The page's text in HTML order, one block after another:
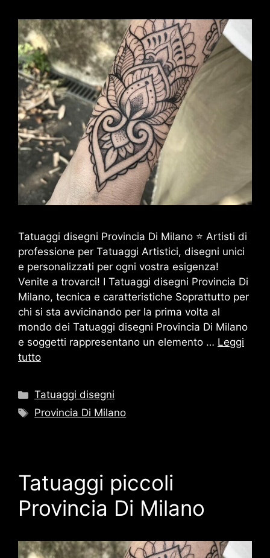
Tatuaggi disegni Provincia Di Milano ⭐ Artisti di
professione per Tatuaggi Artistici, disegni unici
e personalizzati per ogni vostra esigenza!
Venite a trovarci! I Tatuaggi disegni Provincia Di
Milano, tecnica e caratteristiche Soprattutto per
chi si sta avvicinando per la prima volta al
mondo dei Tatuaggi disegni Provincia Di Milano
e soggetti rappresentano un elemento … Leggi
tutto
Categorie
Tatuaggi disegni
Tag
Provincia Di Milano
Tatuaggi piccoli
Provincia Di Milano